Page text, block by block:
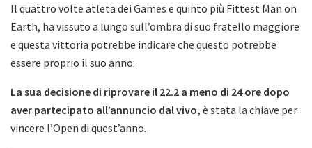
Il quattro volte atleta dei Games e quinto più Fittest Man on
Earth, ha vissuto a lungo sull’ombra di suo fratello maggiore
e questa vittoria potrebbe indicare che questo potrebbe
essere proprio il suo anno.
La sua decisione di riprovare il 22.2 a meno di 24 ore dopo
aver partecipato all’annuncio dal vivo, è stata la chiave per
vincere l’Open di quest’anno.